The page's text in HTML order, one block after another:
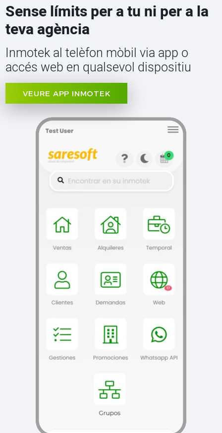
Sense límits per a tu ni per a la
teva agència
Inmotek al telèfon mòbil via app o
accés web en qualsevol dispositiu
VEURE APP INMOTEK